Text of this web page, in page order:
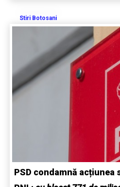
Stiri Botosani
PSD condamnă acțiunea